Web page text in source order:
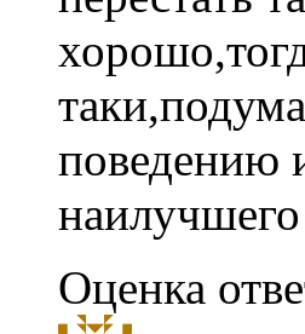
поведению
Оценка